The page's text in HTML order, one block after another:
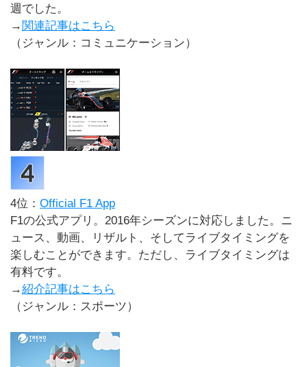
週でした。
→ 関連記事はこちら
（ジャンル：コミュニケーション）
4位： Official F1 App
F1の公式アプリ。2016年シーズンに対応しました。ニ
ュース、動画、リザルト、そしてライブタイミングを
楽しむことができます。ただし、ライブタイミングは
有料です。
→紹介記事はこちら
（ジャンル：スポーツ）